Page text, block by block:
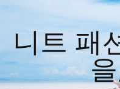
니트 패